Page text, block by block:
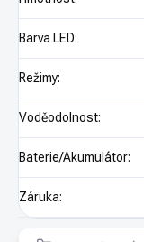
Barva LED:
Režimy:
Voděodolnost:
Baterie/Akumulátor:
Záruka: